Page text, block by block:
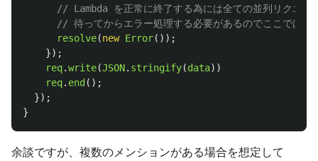
// Lambda を正常に終了する為には全ての並列リクエス
// 待ってからエラー処理する必要があるのでここでは
resolve(new Error());
});
req.write(JSON. stringify(data))
req. end ();
});
}
余談ですが、複数のメンションがある場合を想定して